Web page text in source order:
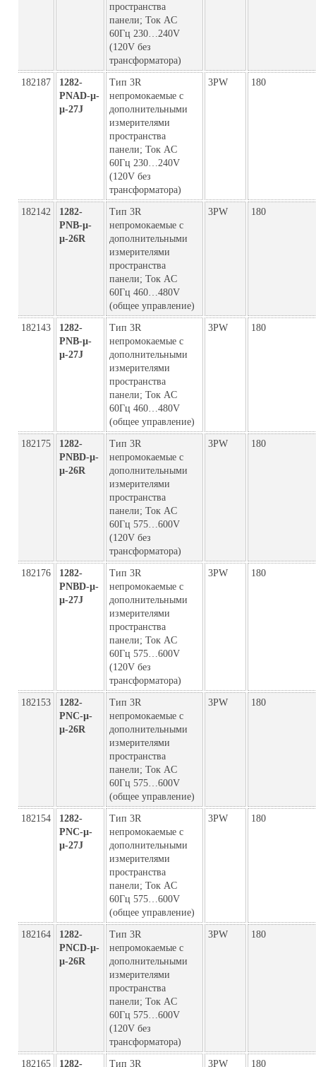
пространства
панели; Ток AC
60Гц 230…240V
(120V без
трансформатора)
182187
1282-
PNAD-µ-
µ-27J
Тип 3R
непромокаемые с
дополнительными
измерителями
пространства
панели; Ток AC
60Гц 230…240V
(120V без
трансформатора)
3PW 180
182142
1282-
PNB-µ-
µ-26R
Тип 3R
непромокаемые с
дополнительными
измерителями
пространства
панели; Ток AC
60Гц 460…480V
(общее управление)
3PW 180
182143
1282-
PNB-µ-
µ-27J
Тип 3R
непромокаемые с
дополнительными
измерителями
пространства
панели; Ток AC
60Гц 460…480V
(общее управление)
3PW 180
182175
1282-
PNBD-µ-
µ-26R
Тип 3R
непромокаемые с
дополнительными
измерителями
пространства
панели; Ток AC
60Гц 575…600V
(120V без
трансформатора)
3PW 180
182176
1282-
PNBD-µ-
µ-27J
Тип 3R
непромокаемые с
дополнительными
измерителями
пространства
панели; Ток AC
60Гц 575…600V
(120V без
трансформатора)
3PW 180
182153
1282-
PNC-µ-
µ-26R
Тип 3R
непромокаемые с
дополнительными
измерителями
пространства
панели; Ток AC
60Гц 575…600V
(общее управление)
3PW 180
182154
1282-
PNC-µ-
µ-27J
Тип 3R
непромокаемые с
дополнительными
измерителями
пространства
панели; Ток AC
60Гц 575…600V
(общее управление)
3PW 180
182164
1282-
PNCD-µ-
µ-26R
Тип 3R
непромокаемые с
дополнительными
измерителями
пространства
панели; Ток AC
60Гц 575…600V
(120V без
трансформатора)
3PW 180
182165 1282- Тип 3R 3PW 180